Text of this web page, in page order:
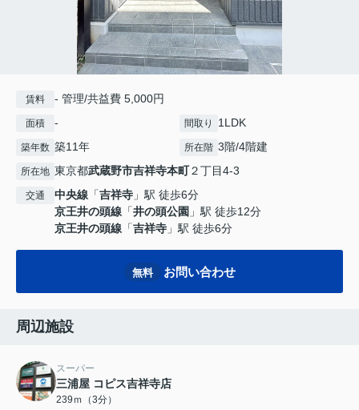
賃料 - 管理/共益費 5,000円
面積 - 間取り 1LDK
築年数 築11年 所在階 3階/4階建
所在地 東京都武蔵野市吉祥寺本町２丁目4-3
交通 中央線 「吉祥寺 」駅 徒歩6分
京王井の頭線 「井の頭公園 」駅 徒歩12分
京王井の頭線 「吉祥寺 」駅 徒歩6分
無料 お問い合わせ
周辺施設
スーパー
三浦屋 コピス吉祥寺店
239ｍ（3分）